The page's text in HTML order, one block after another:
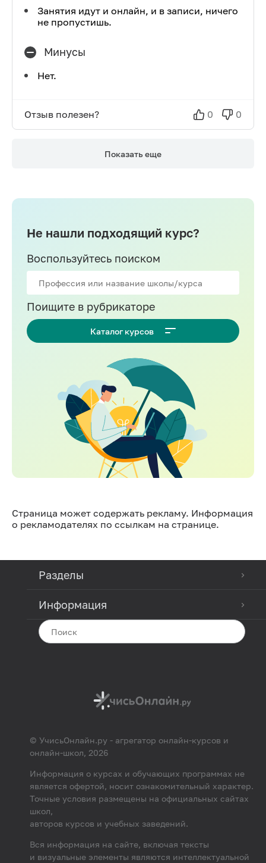
Занятия идут и онлайн, и в записи, ничего
не пропустишь.
Минусы
Нет.
Отзыв полезен? 0 0
Показать еще
Не нашли подходящий курс?
Воспользуйтесь поиском
Поищите в рубрикаторе
Каталог курсов
Страница может содержать рекламу. Информация
о рекламодателях по ссылкам на странице.
Разделы
Информация
© УчисьОнлайн.ру - агрегатор онлайн-курсов и
онлайн-школ, 2026
Информация о курсах и обучающих программах не
является офертой, носит ознакомительный характер.
Точные условия размещены на официальных сайтах
школ,
авторов курсов и учебных заведений.
Вся информация на сайте, включая тексты
и визуальные элементы являются интеллектуальной